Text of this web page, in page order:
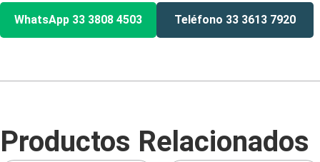
WhatsApp 33 3808 4503 Teléfono 33 3613 7920
Productos Relacionados